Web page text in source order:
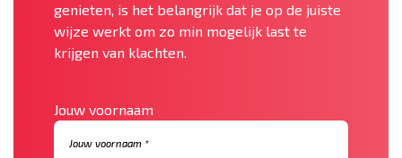
genieten, is het belangrijk dat je op de juiste
wijze werkt om zo min mogelijk last te
krijgen van klachten.
Jouw voornaam